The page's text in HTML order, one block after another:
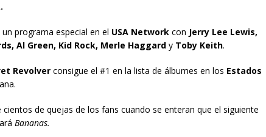
programa especial en el USA Networkcon Jerry Lee Lewis,
Al Green, Kid Rock, Merle Haggardy Toby Keith.
Revolverconsigue el #1 en la lista de álbumes en los Estados
cientos de quejas de los fans cuando se enteran que el siguiente
Bananas.